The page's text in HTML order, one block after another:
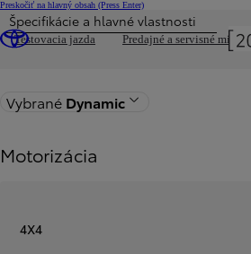
Preskočiť na hlavný obsah (Press Enter)
Testovacia jazda Predajné a servisné miesta
Špecifikácie a hlavné vlastnosti
Vybrané Dynamic
Motorizácia
4X4